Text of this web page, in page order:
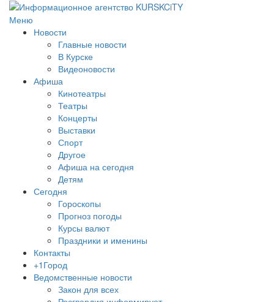
Меню
Новости
Главные новости
В Курске
Видеоновости
Афиша
Кинотеатры
Театры
Концерты
Выставки
Спорт
Другое
Афиша на сегодня
Детям
Сегодня
Гороскопы
Прогноз погоды
Курсы валют
Праздники и именины
Контакты
+1Город
Ведомственные новости
Закон для всех